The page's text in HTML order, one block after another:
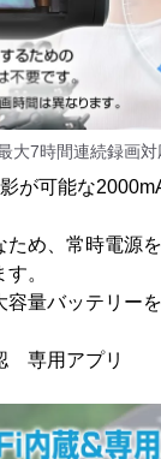
大7時間連続録画対
が可能な
ため、常時電源
。
量バッテリー
専用アプリ